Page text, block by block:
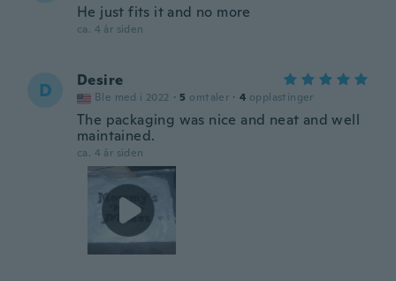
He just fits it and no more
ca. 4 år siden
D Desire
Ble med i 2022 · 5 omtaler · 4 opplastinger
The packaging was nice and neat and well
maintained.
ca. 4 år siden